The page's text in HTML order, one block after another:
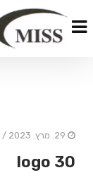
/ by
logo 30